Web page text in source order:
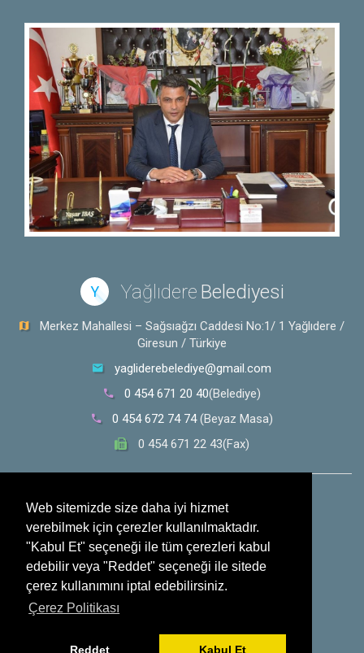
Web sitemizde size daha iyi hizmet
verebilmek için çerezler kullanılmaktadır.
"Kabul Et" seçeneği ile tüm çerezleri kabul
edebilir veya "Reddet" seçeneği ile sitede
çerez kullanımını iptal edebilirsiniz.
Çerez Politikası
Reddet Kabul Et
Y Yağlıdere Belediyesi
Merkez Mahallesi – Sağsıağzı Caddesi No:1/ 1 Yağlıdere /
Giresun / Türkiye
yagliderebelediye@gmail.com
0 454 671 20 40(Belediye)
0 454 672 74 74(Beyaz Masa)
0 454 671 22 43(Fax)
0 532 353 30 28(Whatsapp İhbar Hattı)
Sosyal Medya